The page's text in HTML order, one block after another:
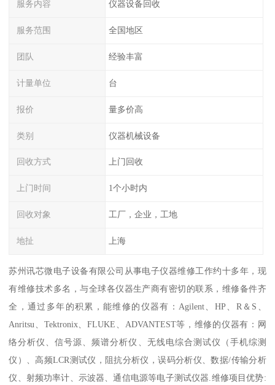
服务内容 仪器设备回收
服务范围 全国地区
团队 经验丰富
计量单位 台
报价 量多价高
类别 仪器机械设备
回收方式 上门回收
上门时间 1个小时内
回收对象 工厂，企业，工地
地扯 上海
苏州讯芯微电子设备有限公司从事电子仪器维修工作约十多年，现
有维修技术多名，与全球各仪器生产商有密切的联系，维修备件齐
全，通过多年的积累，能维修的仪器有：Agilent、HP、R＆S、
Anritsu、Tektronix、FLUKE、ADVANTEST等，维修的仪器有：网
络分析仪、信号源、频谱分析仪、无线电综合测试仪（手机综测
仪）、高频LCR测试仪，阻抗分析仪，误码分析仪、数据/传输分析
仪、射频功率计、示波器、通信电源等电子测试仪器.维修项目优势: